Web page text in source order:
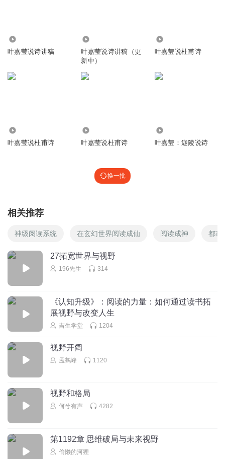
叶嘉莹说诗讲稿
叶嘉莹说诗讲稿（更
新中）
叶嘉莹说杜甫诗
叶嘉莹说杜甫诗 叶嘉莹说杜甫诗 叶嘉莹：迦陵说诗
换一批
相关推荐
神级阅读系统 在玄幻世界阅读成仙 阅读成神 都市
27拓宽世界与视野
196先生 314
《认知升级》：阅读的力量：如何通过读书拓
展视野与改变人生
吉生学堂 1204
视野开阔
孟鹤峰 1120
视野和格局
何兮有声 4282
第1192章 思维破局与未来视野
偷懒的河狸